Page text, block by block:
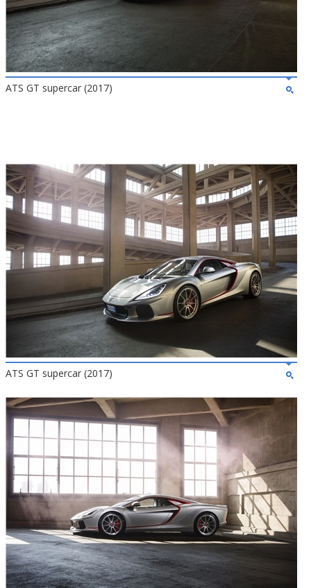
ATS GT supercar (2017)
ATS GT supercar (2017)